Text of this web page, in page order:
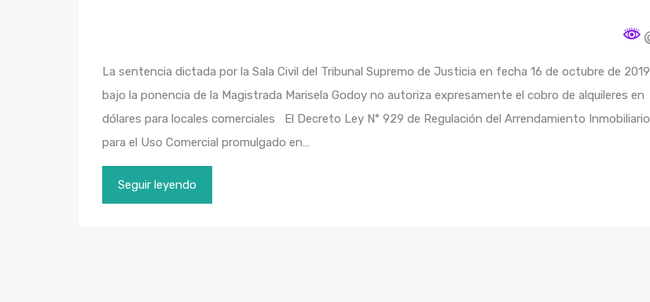
La sentencia dictada por la Sala Civil del Tribunal Supremo de Justicia en fecha 16 de octubre de 2019
bajo la ponencia de la Magistrada Marisela Godoy no autoriza expresamente el cobro de alquileres en
dólares para locales comerciales El Decreto Ley N° 929 de Regulación del Arrendamiento Inmobiliario
para el Uso Comercial promulgado en…
Seguir leyendo